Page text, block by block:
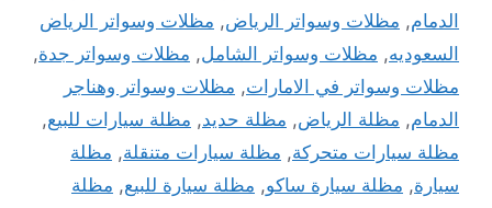
الدمام, مظلات وسواتر الرياض, مظلات وسواتر الرياض
السعوديه, مظلات وسواتر الشامل, مظلات وسواتر جدة,
مظلات وسواتر في الامارات, مظلات وسواتر وهناجر
الدمام, مظلة الرياض, مظلة حديد, مظلة سيارات للبيع,
مظلة سيارات متحركة, مظلة سيارات متنقلة, مظلة
سيارة, مظلة سيارة ساكو, مظلة سيارة للبيع, مظلة